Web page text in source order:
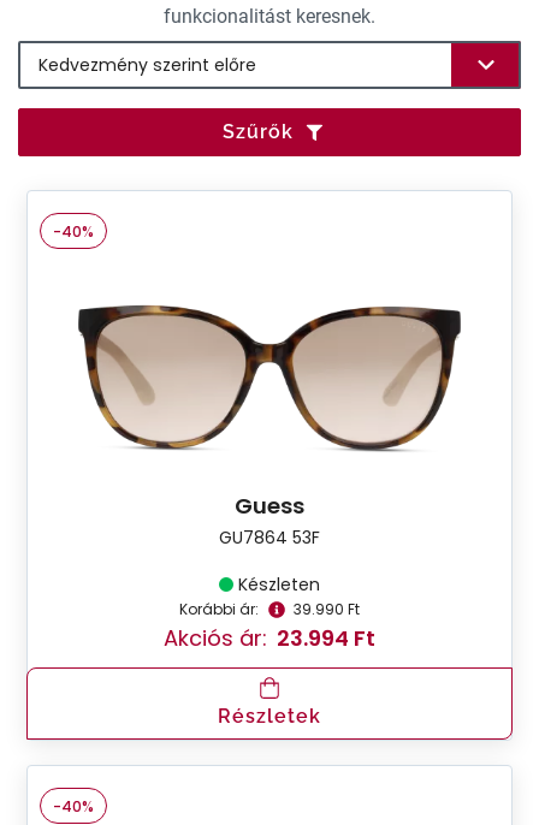
funkcionalitást keresnek.
Szűrők
-40%
Guess
GU7864 53F
Készleten
Korábbi ár: 39.990 Ft
Akciós ár: 23.994 Ft
Részletek
-40%